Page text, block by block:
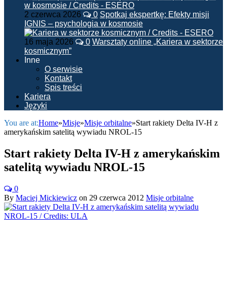
2 czerwca 2026 0 Spotkaj ekspertkę: Efekty misji
IGNIS – psychologia w kosmosie
16 maja 2026 0 Warsztaty online „Kariera w sektorze
kosmicznym”
Inne
O serwisie
Kontakt
Spis treści
Kariera
Języki
You are at:Home»Misje»Misje orbitalne»Start rakiety Delta IV-H z
amerykańskim satelitą wywiadu NROL-15
Start rakiety Delta IV-H z amerykańskim
satelitą wywiadu NROL-15
0
By Maciej Mickiewicz on 29 czerwca 2012 Misje orbitalne